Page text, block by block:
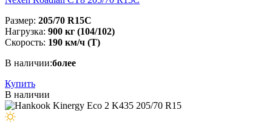
Размер: 205/70 R15C
Нагрузка: 900 кг (104/102)
Скорость: 190 км/ч (T)
В наличии:более
Купить
В наличии